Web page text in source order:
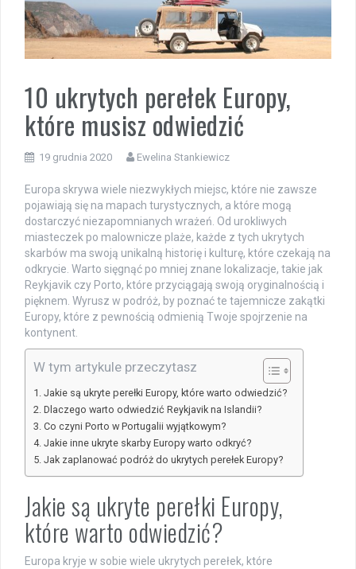
10 ukrytych perełek Europy,
które musisz odwiedzić
19 grudnia 2020 Ewelina Stankiewicz
Europa skrywa wiele niezwykłych miejsc, które nie zawsze
pojawiają się na mapach turystycznych, a które mogą
dostarczyć niezapomnianych wrażeń. Od urokliwych
miasteczek po malownicze plaże, każde z tych ukrytych
skarbów ma swoją unikalną historię i kulturę, które czekają na
odkrycie. Warto sięgnąć po mniej znane lokalizacje, takie jak
Reykjavik czy Porto, które przyciągają swoją oryginalnością i
pięknem. Wyrusz w podróż, by poznać te tajemnicze zakątki
Europy, które z pewnością odmienią Twoje spojrzenie na
kontynent.
W tym artykule przeczytasz
Jakie są ukryte perełki Europy, które warto odwiedzić?
Dlaczego warto odwiedzić Reykjavik na Islandii?
Co czyni Porto w Portugalii wyjątkowym?
Jakie inne ukryte skarby Europy warto odkryć?
Jak zaplanować podróż do ukrytych perełek Europy?
Jakie są ukryte perełki Europy,
które warto odwiedzić?
Europa kryje w sobie wiele ukrytych perełek, które